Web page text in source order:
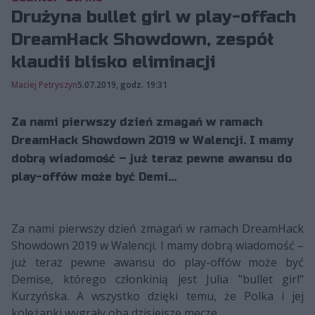
Drużyna bullet girl w play-offach
DreamHack Showdown, zespół
klaudii blisko eliminacji
Maciej Petryszyn5.07.2019, godz. 19:31
Za nami pierwszy dzień zmagań w ramach
DreamHack Showdown 2019 w Walencji. I mamy
dobrą wiadomość – już teraz pewne awansu do
play-offów może być Demi...
Za nami pierwszy dzień zmagań w ramach DreamHack
Showdown 2019 w Walencji. I mamy dobrą wiadomość –
już teraz pewne awansu do play-offów może być
Demise, którego członkinią jest Julia "bullet girl"
Kurzyńska. A wszystko dzięki temu, że Polka i jej